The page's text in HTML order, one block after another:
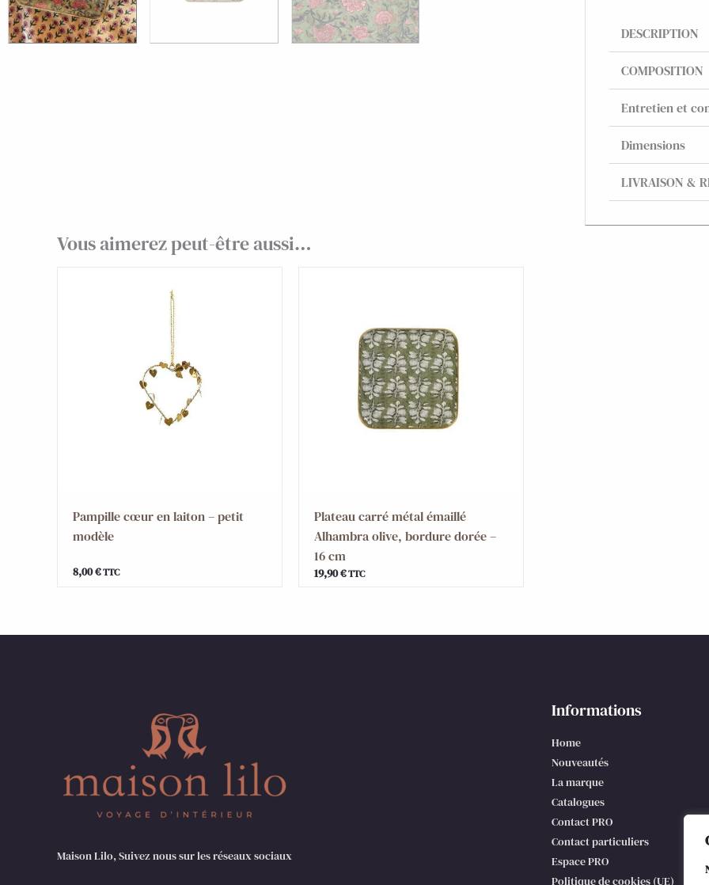
DESCRIPTION
COMPOSITION
Entretien et
Dimensions
LIVRAISON &
Vous aimerez peut-être aussi…
Pampille cœur en laiton – petit
modèle
8,00€TTC
Plateau carré métal émaillé
Alhambra olive, bordure dorée –
16 cm
19,90€TTC
Maison Lilo, Suivez nous sur les réseaux sociaux
Informations
Home
Nouveautés
La marque
Catalogues
Contact PRO
Contact particuliers
Espace PRO
Politique de cookies (UE)